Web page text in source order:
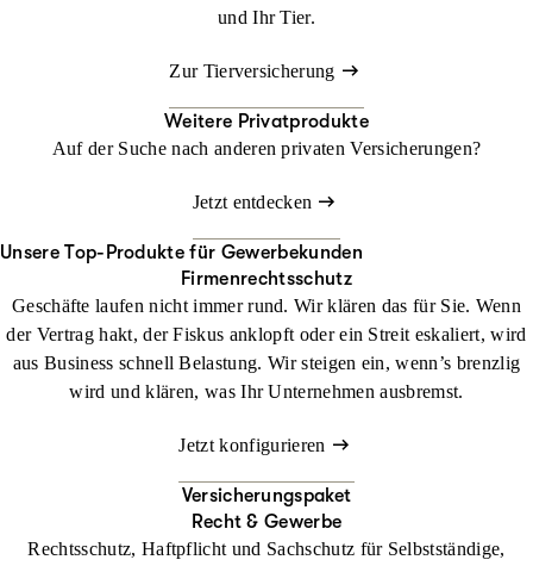
und Ihr Tier.
Zur Tierversicherung
Weitere Privatprodukte
Auf der Suche nach anderen privaten Versicherungen?
Jetzt entdecken
Unsere Top-Produkte für Gewerbekunden
Firmenrechtsschutz
Geschäfte laufen nicht immer rund. Wir klären das für Sie. Wenn
der Vertrag hakt, der Fiskus anklopft oder ein Streit eskaliert, wird
aus Business schnell Belastung. Wir steigen ein, wenn’s brenzlig
wird und klären, was Ihr Unternehmen ausbremst.
Jetzt konfigurieren
Versicherungspaket
Recht & Gewerbe
Rechtsschutz, Haftpflicht und Sachschutz für Selbstständige,